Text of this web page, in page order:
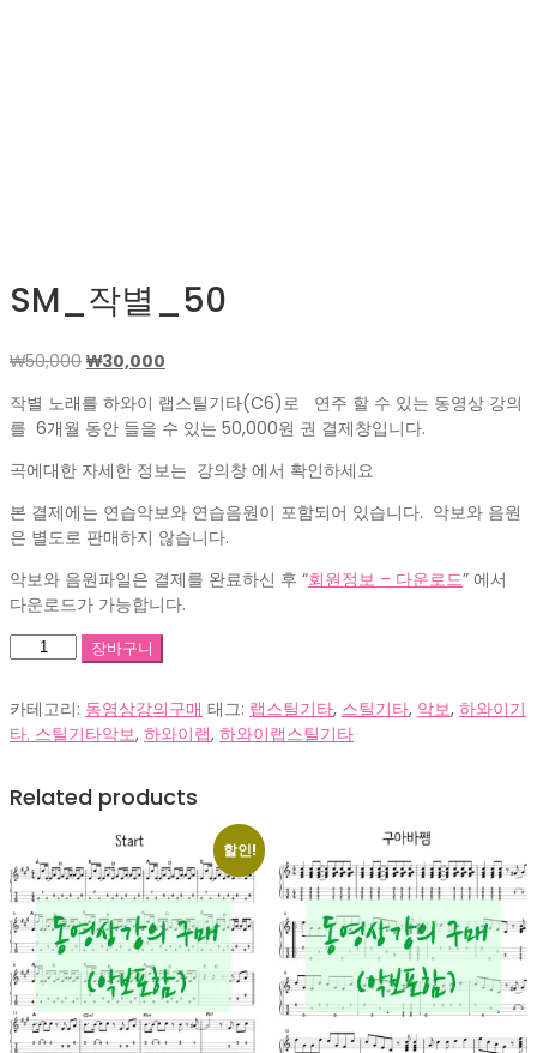
SM_작별_50
₩50,000 원
가
격:
₩50,000.
₩30,000
가
격:
₩30,000.
작별 노래를 하와이 랩스틸기타(C6)로 연주 할 수 있는 동영상 강의
를 6개월 동안 들을 수 있는 50,000원 권 결제창입니다.
곡에대한 자세한 정보는 강의창 에서 확인하세요
본 결제에는 연습악보와 연습음원이 포함되어 있습니다. 악보와 음원
은 별도로 판매하지 않습니다.
악보와 음원파일은 결제를 완료하신 후 “회원정보 – 다운로드” 에서
다운로드가 가능합니다.
SM_
별
_50
수
장바구니
카테고리: 동영상강의구매 태그: 랩스틸기타, 스틸기타, 악보, 하와이기
타. 스틸기타악보, 하와이랩, 하와이랩스틸기타
Related products
할인!